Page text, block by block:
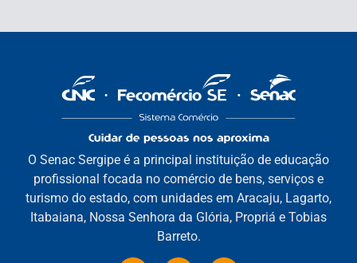
O Senac Sergipe é a principal instituição de educação
profissional focada no comércio de bens, serviços e
turismo do estado, com unidades em Aracaju, Lagarto,
Itabaiana, Nossa Senhora da Glória, Propriá e Tobias
Barreto.